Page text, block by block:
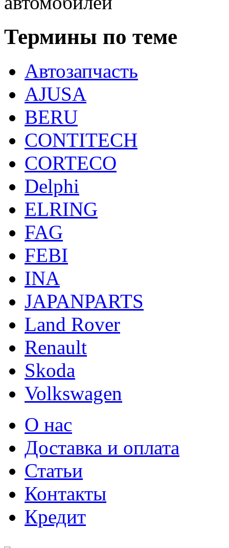
Термины по теме
Автозапчасть
AJUSA
BERU
CONTITECH
CORTECO
Delphi
ELRING
FAG
FEBI
INA
JAPANPARTS
Land Rover
Renault
Skoda
Volkswagen
О нас
Доставка и оплата
Статьи
Контакты
Кредит